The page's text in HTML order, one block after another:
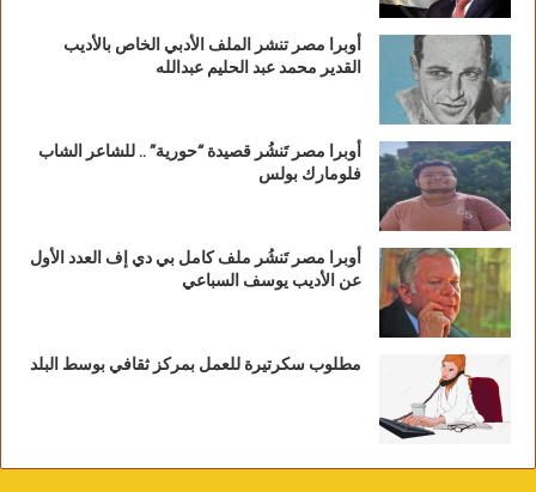
أوبرا مصر تنشر الملف الأدبي الخاص بالأديب
القدير محمد عبد الحليم عبدالله
أوبرا مصر تَنشُر قصيدة “حورية” .. للشاعر الشاب
فلومارك بولس
أوبرا مصر تَنشُر ملف كامل بي دي إف العدد الأول
عن الأديب يوسف السباعي
مطلوب سكرتيرة للعمل بمركز ثقافي بوسط البلد